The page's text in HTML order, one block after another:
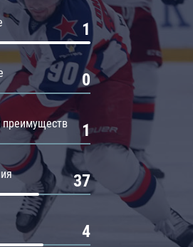
1
0
преимуществ 1
37
4